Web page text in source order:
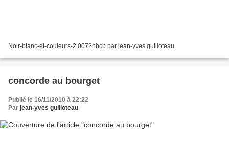
Noir-blanc-et-couleurs-2 0072nbcb par jean-yves guilloteau
concorde au bourget
Publié le 16/11/2010 à 22:22
Par jean-yves guilloteau